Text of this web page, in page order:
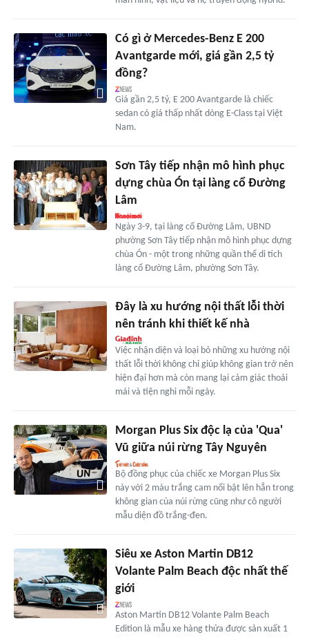
Có gì ở Mercedes-Benz E 200
Avantgarde mới, giá gần 2,5 tỷ
đồng?
Giá gần 2,5 tỷ, E 200 Avantgarde là chiếc
sedan có giá thấp nhất dòng E-Class tại Việt
Nam.
Sơn Tây tiếp nhận mô hình phục
dựng chùa Ón tại làng cổ Đường
Lâm
Ngày 3-9, tại làng cổ Đường Lâm, UBND
phường Sơn Tây tiếp nhận mô hình phục dựng
chùa Ón - một trong những quần thể di tích
làng cổ Đường Lâm, phường Sơn Tây.
Đây là xu hướng nội thất lỗi thời
nên tránh khi thiết kế nhà
Việc nhận diện và loại bỏ những xu hướng nội
thất lỗi thời không chỉ giúp không gian trở nên
hiện đại hơn mà còn mang lại cảm giác thoải
mái và tiện nghi mỗi ngày.
Morgan Plus Six độc lạ của 'Qua'
Vũ giữa núi rừng Tây Nguyên
Bộ đồng phục của chiếc xe Morgan Plus Six
này với 2 màu trắng cam nổi bật lên hẳn trong
không gian của núi rừng cũng như cô người
mẫu diện đồ trắng-đen.
Siêu xe Aston Martin DB12
Volante Palm Beach độc nhất thế
giới
Aston Martin DB12 Volante Palm Beach
Edition là mẫu xe hàng thửa được sản xuất 1